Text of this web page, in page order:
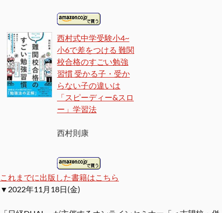
西村式中学受験小4~
小6で差をつける 難関
校合格のすごい勉強
習慣 受かる子・受か
らない子の違いは
「スピーディー&スロ
ー」学習法
西村則康
これまでに出版した書籍はこちら
▼2022年11月18日(金)